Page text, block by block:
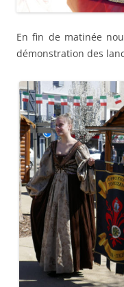
En fin de matinée
démonstration des